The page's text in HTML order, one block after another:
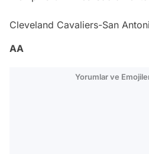
Cleveland Cavaliers-San
AA
Yorumlar ve